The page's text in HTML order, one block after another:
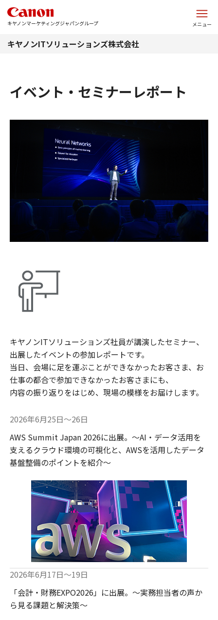
キヤノンマーケティングジャパングループ メニュー
キヤノンITソリューションズ株式会社
イベント・セミナーレポート
キヤノンITソリューションズ社員が講演したセミナー、
出展したイベントの参加レポートです。
当日、会場に足を運ぶことができなかったお客さま、お
仕事の都合で参加できなかったお客さまにも、
内容の振り返りをはじめ、現場の模様をお届けします。
2026年6月25日～26日
AWS Summit Japan 2026に出展。～AI・データ活用を
支えるクラウド環境の可視化と、AWSを活用したデータ
基盤整備のポイントを紹介～
2026年6月17日～19日
「会計・財務EXPO2026」に出展。～実務担当者の声か
ら見る課題と解決策～